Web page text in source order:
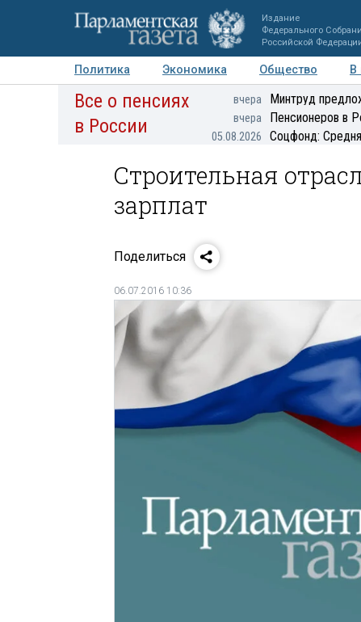
Издание
Федерального
Российской
Политика Экономика Общество В
Авторы Персоны Мнения Регионы
Все о пенсиях
в России
вчера Минтруд
вчера Пенсионеров в
05.08.2026 Соцфонд:
Строительная
зарплат
Поделиться
06.07.2016 10:36